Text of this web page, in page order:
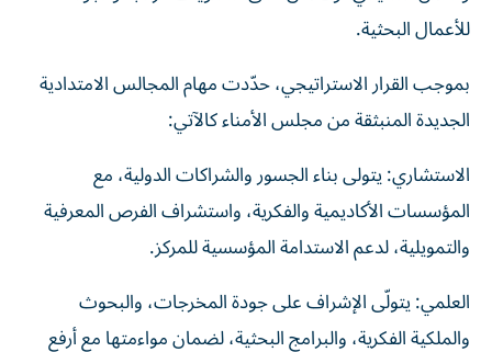
للأعمال البحثية.
بموجب القرار الاستراتيجي، حدّدت مهام المجالس الامتدادية
الجديدة المنبثقة من مجلس الأمناء كالآتي:
الاستشاري: يتولى بناء الجسور والشراكات الدولية، مع
المؤسسات الأكاديمية والفكرية، واستشراف الفرص المعرفية
والتمويلية، لدعم الاستدامة المؤسسية للمركز.
العلمي: يتولّى الإشراف على جودة المخرجات، والبحوث
والملكية الفكرية، والبرامج البحثية، لضمان مواءمتها مع أرفع